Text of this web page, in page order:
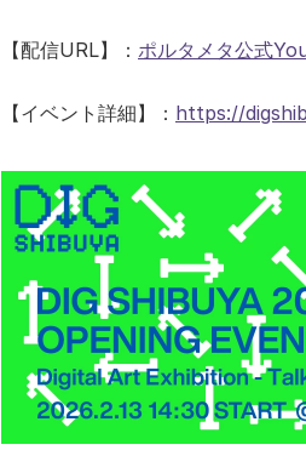
【配信URL】： ポルタメタ公式
【イベント詳細】： https://